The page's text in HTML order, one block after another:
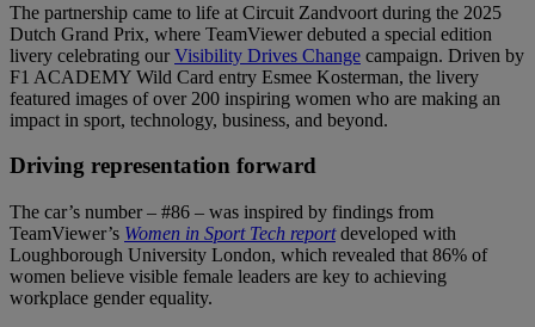
The partnership came to life at Circuit Zandvoort during the 2025
Dutch Grand Prix, where TeamViewer debuted a special edition
livery celebrating ourVisibility Drives Change campaign. Driven by
F1 ACADEMY Wild Card entry Esmee Kosterman, the livery
featured images of over 200 inspiring women who are making an
impact in sport, technology, business, and beyond.
Driving representation forward
The car’s number – #86 – was inspired by findings from
TeamViewer’s Women in Sport Tech reportdeveloped with
Loughborough University London, which revealed that 86% of
women believe visible female leaders are key to achieving
workplace gender equality.